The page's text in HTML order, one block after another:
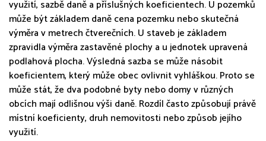
využití, sazbě daně a příslušných koeficientech. U pozemků
může být základem daně cena pozemku nebo skutečná
výměra v metrech čtverečních. U staveb je základem
zpravidla výměra zastavěné plochy a u jednotek upravená
podlahová plocha. Výsledná sazba se může násobit
koeficientem, který může obec ovlivnit vyhláškou. Proto se
může stát, že dva podobné byty nebo domy v různých
obcích mají odlišnou výši daně. Rozdíl často způsobují právě
místní koeficienty, druh nemovitosti nebo způsob jejího
využití.